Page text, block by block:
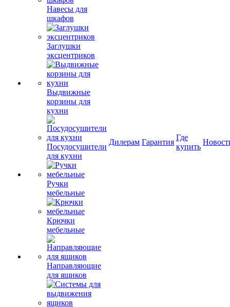
Навесы для
шкафов
Заглушки
эксцентриков
Выдвижные
корзины для
кухни
Посудосушители
для кухни
Ручки
мебельные
Крючки
мебельные
Направляющие
для ящиков
Дилерам Гарантия
Где
купить